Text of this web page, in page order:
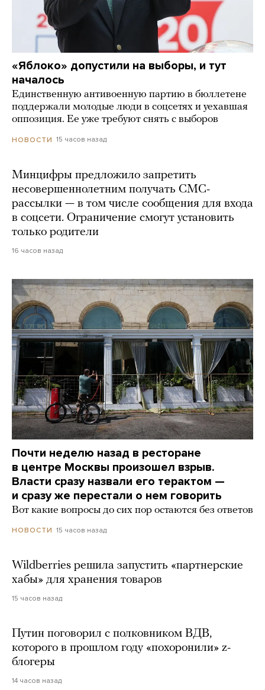
«Яблоко» допустили на выборы, и тут
началось
Единственную антивоенную партию в бюллетене
поддержали молодые люди в соцсетях и уехавшая
оппозиция. Ее уже требуют снять с выборов
НОВОСТИ 15 часов назад
Минцифры предложило запретить
несовершеннолетним получать СМС-
рассылки — в том числе сообщения для входа
в соцсети. Ограничение смогут установить
только родители
16 часов назад
Почти неделю назад в ресторане
в центре Москвы произошел взрыв.
Власти сразу назвали его терактом —
и сразу же перестали о нем говорить
Вот какие вопросы до сих пор остаются без ответов
НОВОСТИ 15 часов назад
Wildberries решила запустить «партнерские
хабы» для хранения товаров
15 часов назад
Путин поговорил с полковником ВДВ,
которого в прошлом году «похоронили» z-
блогеры
14 часов назад